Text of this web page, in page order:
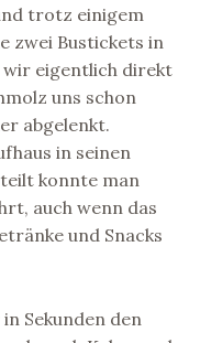
trotz einigem
zwei Bustickets in
wir eigentlich direkt
uns schon
abgelenkt.
in seinen
konnte man
auch wenn das
und Snacks
Sekunden den